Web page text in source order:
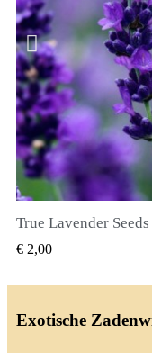
True Lavender Seeds
€ 2,00
Exotische